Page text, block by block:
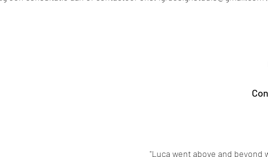
"Luca went above and